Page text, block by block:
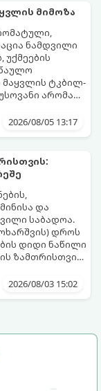
შეინარჩუნოს
24 საათი)
20–24 ცალი
მიმოზა
ნამდვილი
უქმეების
მაყვლის ტკბილ-
არომატი
2026/08/05 13:17
და
საბადოა.
დროს
დიდი ნაწილი
ზამთრისთვის
არომატს და
2026/08/03 15:02